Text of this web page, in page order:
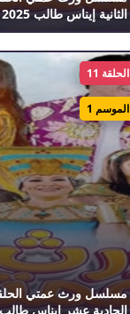
الثانية إيناس طالب 2025
الحادية عشر إيناس طالب
الحلقة 11
الموسم 1